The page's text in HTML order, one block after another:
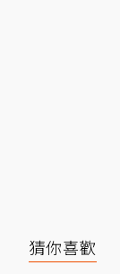
猜你喜歡